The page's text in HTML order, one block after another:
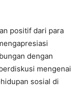
positif dari para
dengan
mengenai
sosial di